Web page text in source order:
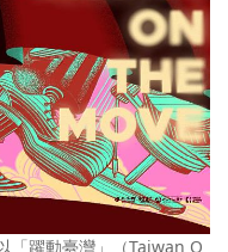
「躍動臺灣」（Taiwan O